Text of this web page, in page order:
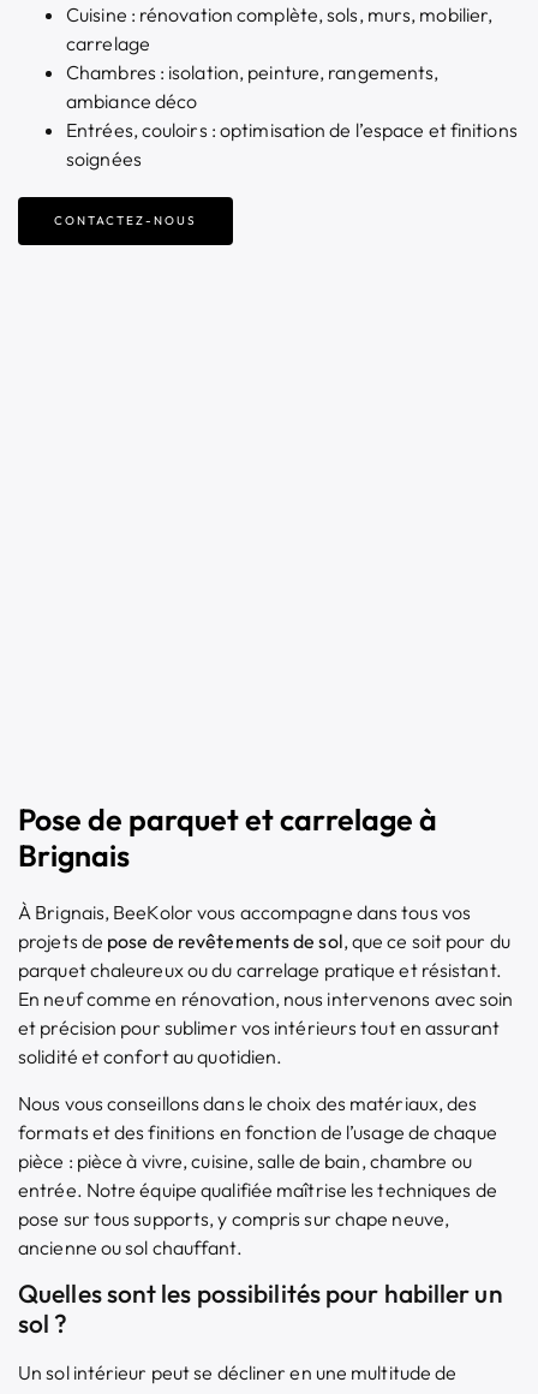
Cuisine : rénovation complète, sols, murs, mobilier,
carrelage
Chambres : isolation, peinture, rangements,
ambiance déco
Entrées, couloirs : optimisation de l’espace et finitions
soignées
CONTACTEZ-NOUS
Pose de parquet et carrelage à
Brignais
À Brignais, BeeKolor vous accompagne dans tous vos
projets de pose de revêtements de sol, que ce soit pour du
parquet chaleureux ou du carrelage pratique et résistant.
En neuf comme en rénovation, nous intervenons avec soin
et précision pour sublimer vos intérieurs tout en assurant
solidité et confort au quotidien.
Nous vous conseillons dans le choix des matériaux, des
formats et des finitions en fonction de l’usage de chaque
pièce : pièce à vivre, cuisine, salle de bain, chambre ou
entrée. Notre équipe qualifiée maîtrise les techniques de
pose sur tous supports, y compris sur chape neuve,
ancienne ou sol chauffant.
Quelles sont les possibilités pour habiller un
sol ?
Un sol intérieur peut se décliner en une multitude de